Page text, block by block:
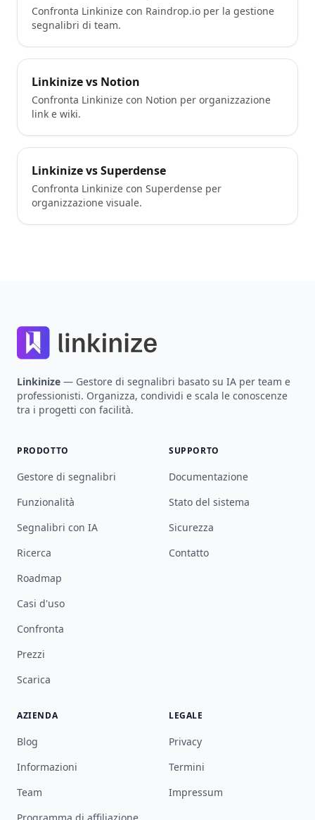
Confronta Linkinize con Raindrop.io per la gestione
segnalibri di team.
Linkinize vs Notion
Confronta Linkinize con Notion per organizzazione
link e wiki.
Linkinize vs Superdense
Confronta Linkinize con Superdense per
organizzazione visuale.
Linkinize — Gestore di segnalibri basato su IA per team e
professionisti. Organizza, condividi e scala le conoscenze
tra i progetti con facilità.
PRODOTTO
Gestore di segnalibri
Funzionalità
Segnalibri con IA
Ricerca
Roadmap
Casi d'uso
Confronta
Prezzi
Scarica
SUPPORTO
Documentazione
Stato del sistema
Sicurezza
Contatto
AZIENDA
Blog
Informazioni
Team
LEGALE
Privacy
Termini
Impressum